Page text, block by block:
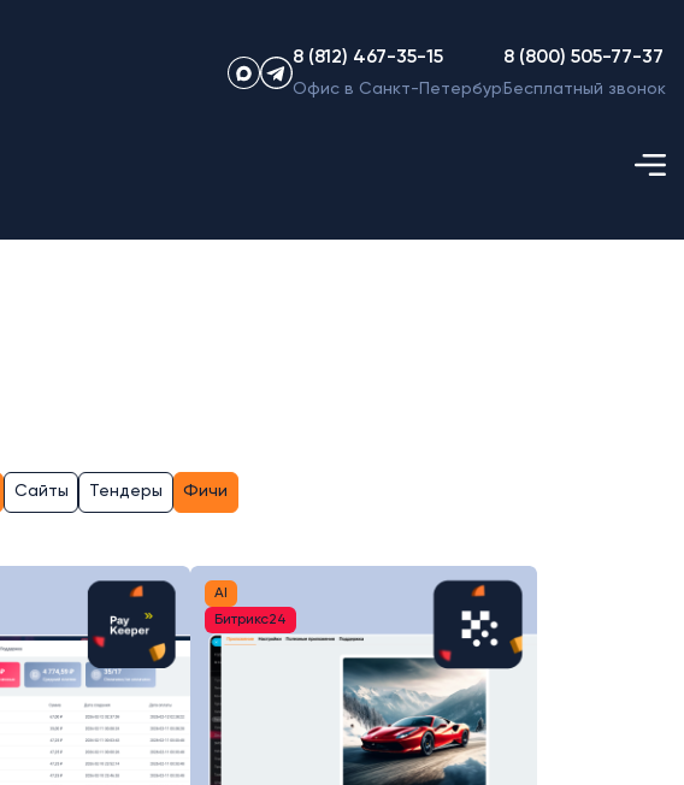
8 (812) 467-35-15
Офис в Санкт-Петербурге
8 (800) 505-77-37
Бесплатный звонок
Сайты Тендеры Фичи
AI
Битрикс24